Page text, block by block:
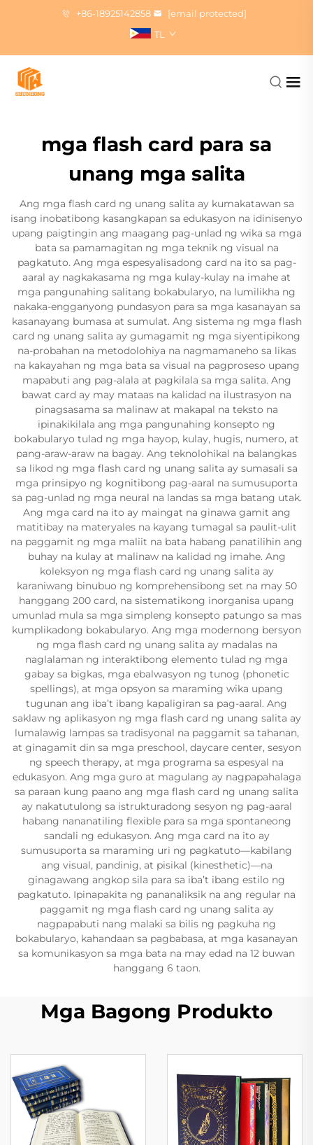
+86-18925142858
[email protected]
TL
mga flash card para sa
unang mga salita
Ang mga flash card ng unang salita ay kumakatawan sa
isang inobatibong kasangkapan sa edukasyon na idinisenyo
upang paigtingin ang maagang pag-unlad ng wika sa mga
bata sa pamamagitan ng mga teknik ng visual na
pagkatuto. Ang mga espesyalisadong card na ito sa pag-
aaral ay nagkakasama ng mga kulay-kulay na imahe at
mga pangunahing salitang bokabularyo, na lumilikha ng
nakaka-engganyong pundasyon para sa mga kasanayan sa
kasanayang bumasa at sumulat. Ang sistema ng mga flash
card ng unang salita ay gumagamit ng mga siyentipikong
na-probahan na metodolohiya na nagmamaneho sa likas
na kakayahan ng mga bata sa visual na pagproseso upang
mapabuti ang pag-alala at pagkilala sa mga salita. Ang
bawat card ay may mataas na kalidad na ilustrasyon na
pinagsasama sa malinaw at makapal na teksto na
ipinakikilala ang mga pangunahing konsepto ng
bokabularyo tulad ng mga hayop, kulay, hugis, numero, at
pang-araw-araw na bagay. Ang teknolohikal na balangkas
sa likod ng mga flash card ng unang salita ay sumasali sa
mga prinsipyo ng kognitibong pag-aaral na sumusuporta
sa pag-unlad ng mga neural na landas sa mga batang utak.
Ang mga card na ito ay maingat na ginawa gamit ang
matitibay na materyales na kayang tumagal sa paulit-ulit
na paggamit ng mga maliit na bata habang panatilihin ang
buhay na kulay at malinaw na kalidad ng imahe. Ang
koleksyon ng mga flash card ng unang salita ay
karaniwang binubuo ng komprehensibong set na may 50
hanggang 200 card, na sistematikong inorganisa upang
umunlad mula sa mga simpleng konsepto patungo sa mas
kumplikadong bokabularyo. Ang mga modernong bersyon
ng mga flash card ng unang salita ay madalas na
naglalaman ng interaktibong elemento tulad ng mga
gabay sa bigkas, mga ebalwasyon ng tunog (phonetic
spellings), at mga opsyon sa maraming wika upang
tugunan ang iba’t ibang kapaligiran sa pag-aaral. Ang
saklaw ng aplikasyon ng mga flash card ng unang salita ay
lumalawig lampas sa tradisyonal na paggamit sa tahanan,
at ginagamit din sa mga preschool, daycare center, sesyon
ng speech therapy, at mga programa sa espesyal na
edukasyon. Ang mga guro at magulang ay nagpapahalaga
sa paraan kung paano ang mga flash card ng unang salita
ay nakatutulong sa istrukturadong sesyon ng pag-aaral
habang nananatiling flexible para sa mga spontaneong
sandali ng edukasyon. Ang mga card na ito ay
sumusuporta sa maraming uri ng pagkatuto—kabilang
ang visual, pandinig, at pisikal (kinesthetic)—na
ginagawang angkop sila para sa iba’t ibang estilo ng
pagkatuto. Ipinapakita ng pananaliksik na ang regular na
paggamit ng mga flash card ng unang salita ay
nagpapabuti nang malaki sa bilis ng pagkuha ng
bokabularyo, kahandaan sa pagbabasa, at mga kasanayan
sa komunikasyon sa mga bata na may edad na 12 buwan
hanggang 6 taon.
Mga Bagong Produkto